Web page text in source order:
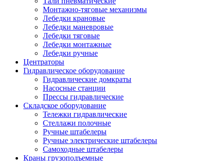
Монтажно-тяговые механизмы
Лебедки крановые
Лебедки маневровые
Лебедки тяговые
Лебедки монтажные
Лебедки ручные
Центраторы
Гидравлическое оборудование
Гидравлические домкраты
Насосные станции
Прессы гидравлические
Складское оборудование
Тележки гидравлические
Cтеллажи полочные
Ручные штабелеры
Ручные электрические штабелеры
Самоходные штабелеры
Краны грузоподъемные